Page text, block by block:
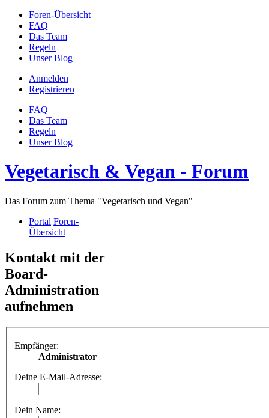
Foren-Übersicht
FAQ
Das Team
Regeln
Unser Blog
Anmelden
Registrieren
FAQ
Das Team
Regeln
Unser Blog
Vegetarisch & Vegan - Forum
Das Forum zum Thema "Vegetarisch und Vegan"
Portal Foren-
Übersicht
Kontakt mit der
Board-
Administration
aufnehmen
Empfänger:
Administrator
Deine E-Mail-Adresse:
Dein Name: